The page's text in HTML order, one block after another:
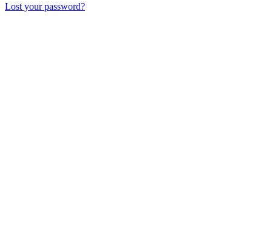
Lost your password?